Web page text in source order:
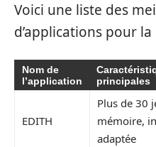
Voici une liste des
d’applications pour
Nom de
l’application
principales
EDITH
Plus de 30
mémoire,
adaptée